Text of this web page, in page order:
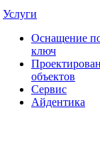
Услуги
Оснащение
ключ
объектов
Сервис
Айдентика